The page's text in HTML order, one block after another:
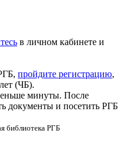
в личном кабинете и
пройдите регистрацию,
(ЧБ).
минуты. После
документы и посетить РГБ
библиотека РГБ